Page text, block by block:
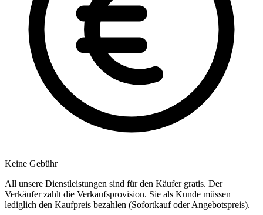
Keine Gebühr
All unsere Dienstleistungen sind für den Käufer gratis. Der
Verkäufer zahlt die Verkaufsprovision. Sie als Kunde müssen
lediglich den Kaufpreis bezahlen (Sofortkauf oder Angebotspreis).